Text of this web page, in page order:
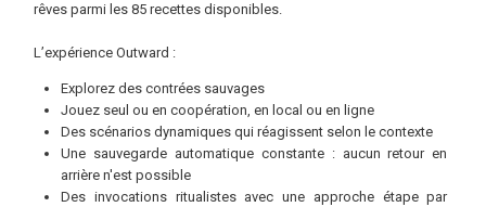
rêves parmi les 85 recettes disponibles.
L’expérience Outward :
Explorez des contrées sauvages
Jouez seul ou en coopération, en local ou en ligne
Des scénarios dynamiques qui réagissent selon le contexte
Une sauvegarde automatique constante : aucun retour en
arrière n'est possible
Des invocations ritualistes avec une approche étape par